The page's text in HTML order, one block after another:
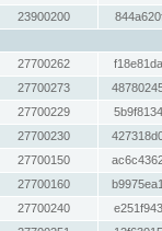
23900200
27700262
27700273
27700229
27700230
27700150
27700160
27700240